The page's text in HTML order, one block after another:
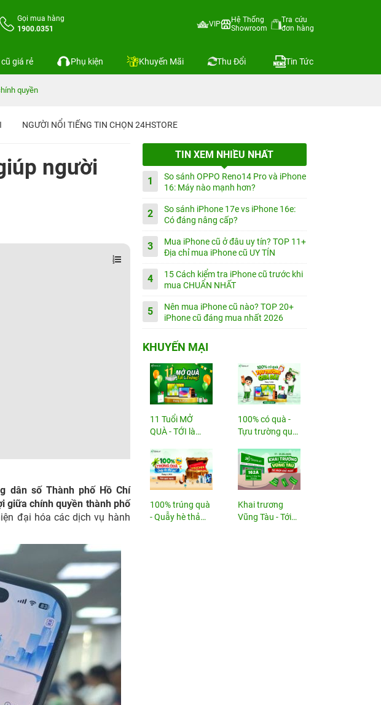
Gọi mua hàng
1900.0351
VIP
Hệ Thống
Showroom
Tra cứu
đơn hàng
giá rẻ Phụ kiện Khuyến Mãi Thu Đổi Tin Tức
quyền
NGƯỜI NỔI TIẾNG TIN CHỌN 24HSTORE
người
dân số Thành phố Hồ Chí
giữa chính quyền thành phố
đại hóa các dịch vụ hành
TIN XEM NHIỀU NHẤT
1
So sánh OPPO Reno14 Pro và iPhone
16: Máy nào mạnh hơn?
2
So sánh iPhone 17e vs iPhone 16e:
Có đáng nâng cấp?
3
Mua iPhone cũ ở đâu uy tín? TOP 11+
Địa chỉ mua iPhone cũ UY TÍN
4
15 Cách kiểm tra iPhone cũ trước khi
mua CHUẨN NHẤT
5
Nên mua iPhone cũ nào? TOP 20+
iPhone cũ đáng mua nhất 2026
KHUYẾN MẠI
11 Tuổi MỞ
QUÀ - TỚI là
100% có quà -
Tựu trường quá
100% trúng quà
- Quẫy hè thả
Khai trương
Vũng Tàu - Tới